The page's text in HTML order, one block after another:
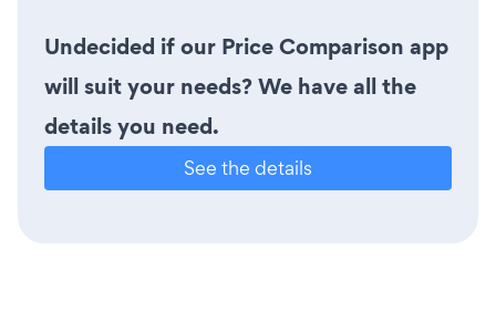
Undecided if our Price Comparison app
will suit your needs? We have all the
details you need.
See the details